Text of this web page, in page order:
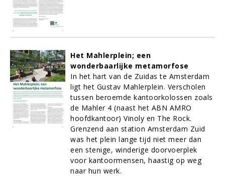
Het Mahlerplein; een
wonderbaarlijke metamorfose
In het hart van de Zuidas te Amsterdam
ligt het Gustav Mahlerplein. Verscholen
tussen beroemde kantoorkolossen zoals
de Mahler 4 (naast het ABN AMRO
hoofdkantoor) Vinoly en The Rock.
Grenzend aan station Amsterdam Zuid
was het plein lange tijd niet meer dan
een stenige, winderige doorvoerplek
voor kantoormensen, haastig op weg
naar hun werk.